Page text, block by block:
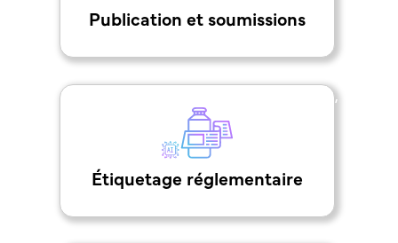
Publication et soumissions
Étiquetage réglementaire
,